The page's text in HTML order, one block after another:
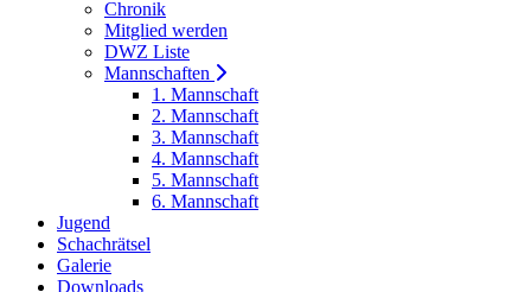
Chronik
Mitglied werden
DWZ Liste
Mannschaften
1. Mannschaft
2. Mannschaft
3. Mannschaft
4. Mannschaft
5. Mannschaft
6. Mannschaft
Jugend
Schachrätsel
Galerie
Downloads